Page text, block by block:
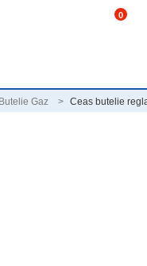
0
Butelie Gaz Ceas butelie